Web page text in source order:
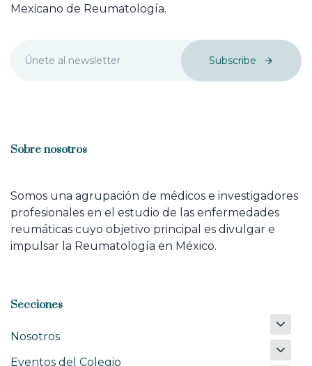
Mexicano de Reumatología.
Subscribe
Sobre nosotros
Somos una agrupación de médicos e investigadores
profesionales en el estudio de las enfermedades
reumáticas cuyo objetivo principal es divulgar e
impulsar la Reumatología en México.
Secciones
Nosotros
Eventos del Colegio